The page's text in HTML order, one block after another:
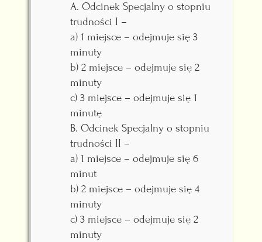
A. Odcinek Specjalny o stopniu
trudności I –
a) 1 miejsce – odejmuje się 3
minuty
b) 2 miejsce – odejmuje się 2
minuty
c) 3 miejsce – odejmuje się 1
minutę
B. Odcinek Specjalny o stopniu
trudności II –
a) 1 miejsce – odejmuje się 6
minut
b) 2 miejsce – odejmuje się 4
minuty
c) 3 miejsce – odejmuje się 2
minuty